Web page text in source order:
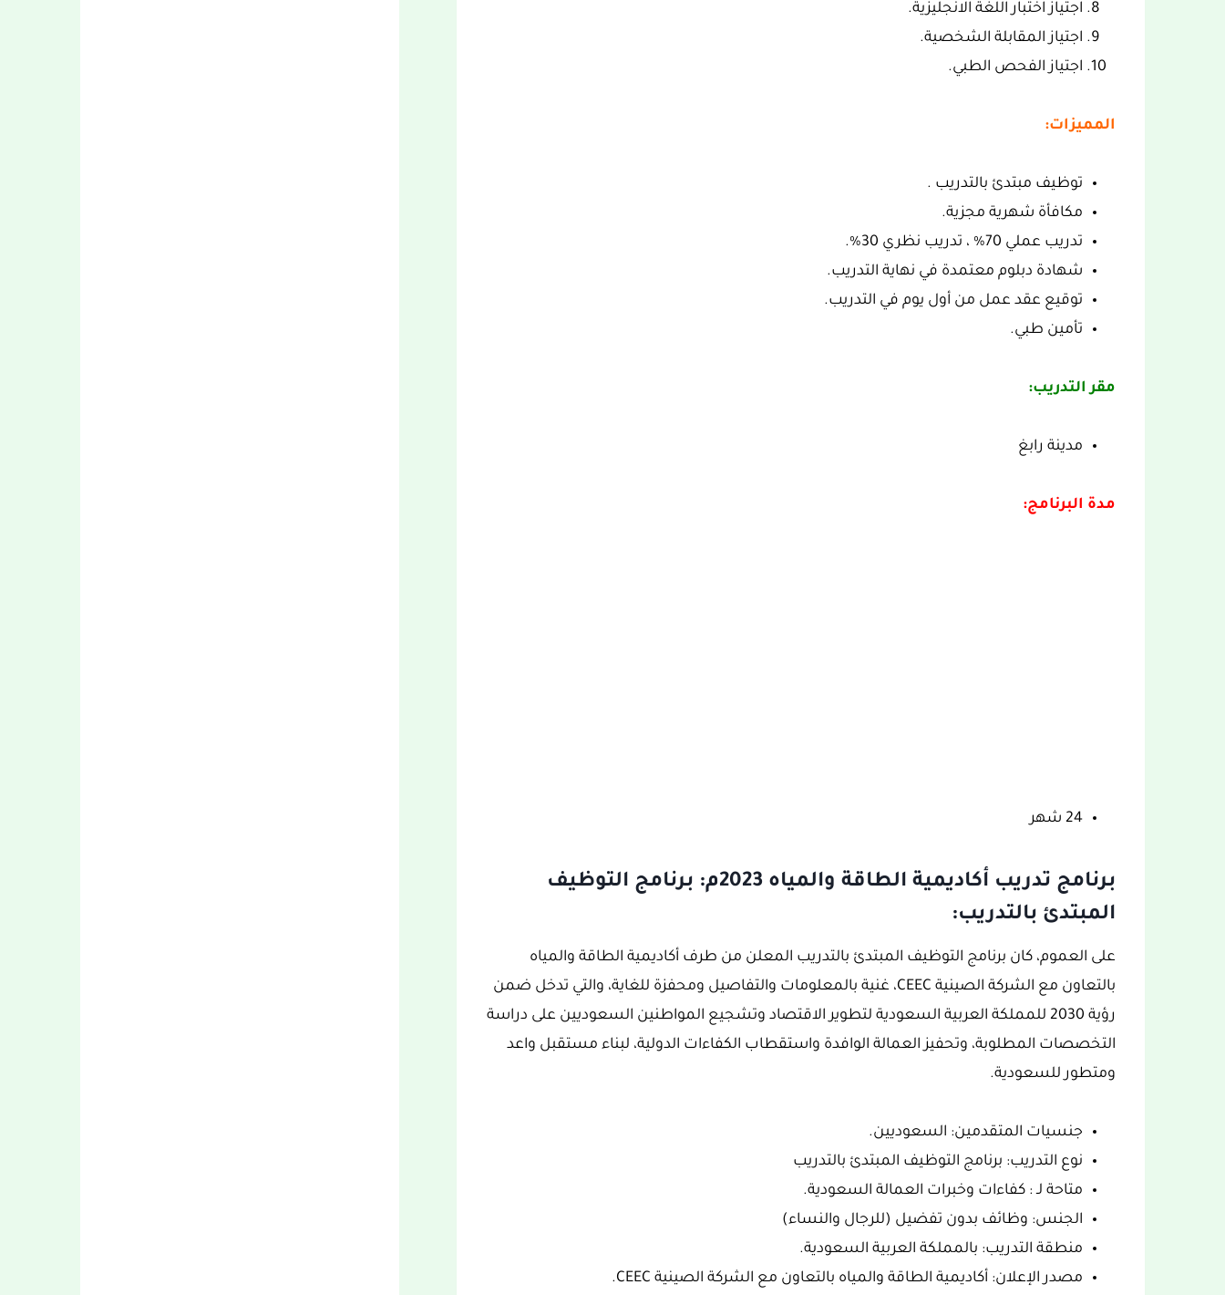
اجتياز اختبار اللغة الانجليزية.
اجتياز المقابلة الشخصية.
اجتياز الفحص الطبي.
المميزات:
توظيف مبتدئ بالتدريب .
مكافأة شهرية مجزية.
تدريب عملي 70% ، تدريب نظري 30%.
شهادة دبلوم معتمدة في نهاية التدريب.
توقيع عقد عمل من أول يوم في التدريب.
تأمين طبي.
مقر التدريب:
مدينة رابغ
مدة البرنامج:
24 شهر
برنامج تدريب أكاديمية الطاقة والمياه 2023م: برنامج التوظيف
المبتدئ بالتدريب:
على العموم، كان برنامج التوظيف المبتدئ بالتدريب المعلن من طرف أكاديمية الطاقة والمياه
بالتعاون مع الشركة الصينية CEEC، غنية بالمعلومات والتفاصيل ومحفزة للغاية، والتي تدخل ضمن
رؤية 2030 للمملكة العربية السعودية لتطوير الاقتصاد وتشجيع المواطنين السعوديين على دراسة
التخصصات المطلوبة، وتحفيز العمالة الوافدة واستقطاب الكفاءات الدولية، لبناء مستقبل واعد
ومتطور للسعودية.
جنسيات المتقدمين: السعوديين.
نوع التدريب: برنامج التوظيف المبتدئ بالتدريب
متاحة لـ : كفاءات وخبرات العمالة السعودية.
الجنس: وظائف بدون تفضيل (للرجال والنساء)
منطقة التدريب: بالمملكة العربية السعودية.
مصدر الإعلان: أكاديمية الطاقة والمياه بالتعاون مع الشركة الصينية CEEC.